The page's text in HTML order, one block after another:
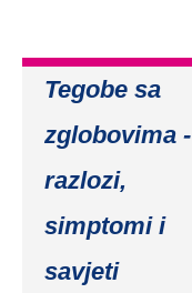
Tegobe sa
zglobovima -
razlozi,
simptomi i
savjeti